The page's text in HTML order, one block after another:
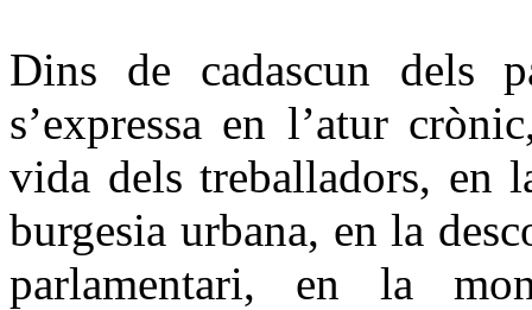
Dins de cadascun dels
s’expressa en l’atur
vida dels treballadors, en
burgesia urbana, en la
parlamentari, en la